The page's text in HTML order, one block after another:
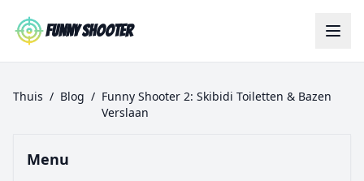
Funny Shooter
Thuis / Blog / Funny Shooter 2: Skibidi Toiletten & Bazen
Verslaan
Menu